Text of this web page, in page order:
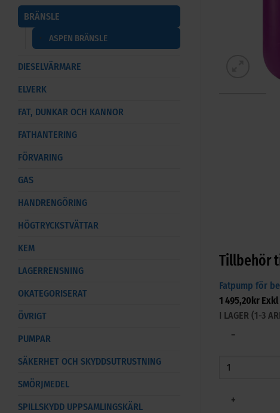
BRÄNSLE
ASPEN BRÄNSLE
DIESELVÄRMARE
ELVERK
FAT, DUNKAR OCH KANNOR
FATHANTERING
FÖRVARING
GAS
HANDRENGÖRING
HÖGTRYCKSTVÄTTAR
KEM
LAGERRENSNING
OKATEGORISERAT
ÖVRIGT
PUMPAR
SÄKERHET OCH SKYDDSUTRUSTNING
SMÖRJMEDEL
SPILLSKYDD UPPSAMLINGSKÄRL
Tillbehör
Fatpump för
1 495,20 kr
I LAGER (1-3
−
+